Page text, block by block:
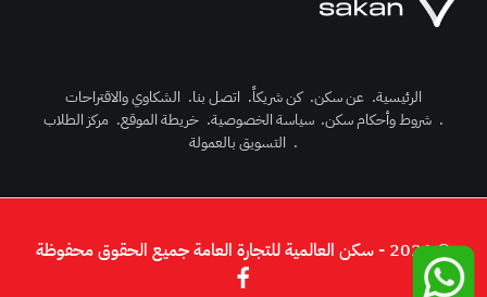
الرئيسية. عن سكن. كن شريكاً. اتصل بنا. الشكاوي والاقتراحات
. شروط وأحكام سكن. سياسة الخصوصية. خريطة الموقع. مركز الطلاب
. التسويق بالعمولة
© 2026 - سكن العالمية للتجارة العامة جميع الحقوق محفوظة